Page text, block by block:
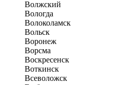
Волжский
Вологда
Волоколамск
Вольск
Воронеж
Ворсма
Воскресенск
Воткинск
Всеволожск